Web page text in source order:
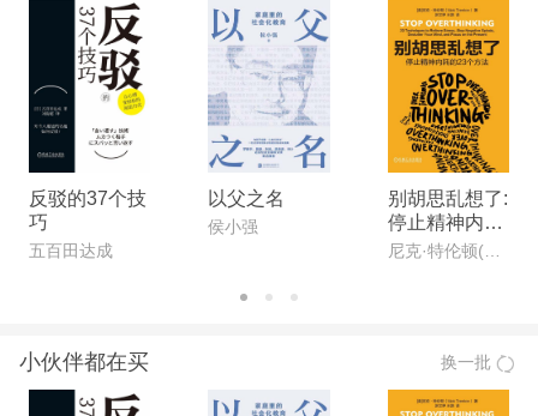
反驳的37个技
巧
五百田达成
以父之名
侯小强
别胡思乱想了:
停止精神内耗
的23个方法尼克·特伦顿(Nick Trenton)
小伙伴都在买 换一批